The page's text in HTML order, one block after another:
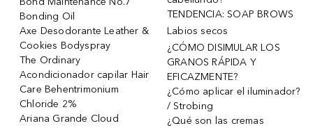
Bonding Oil
Axe Desodorante Leather &
Cookies Bodyspray
The Ordinary
Acondicionador capilar Hair
Care Behentrimonium
Chloride 2%
Ariana Grande Cloud
TENDENCIA: SOAP BROWS
Labios secos
¿CÓMO DISIMULAR LOS
GRANOS RÁPIDA Y
EFICAZMENTE?
¿Cómo aplicar el iluminador?
/ Strobing
¿Qué son las cremas